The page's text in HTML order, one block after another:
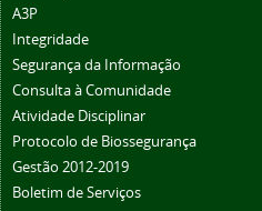
A3P
Integridade
Segurança da Informação
Consulta à Comunidade
Atividade Disciplinar
Protocolo de Biossegurança
Gestão 2012-2019
Boletim de Serviços